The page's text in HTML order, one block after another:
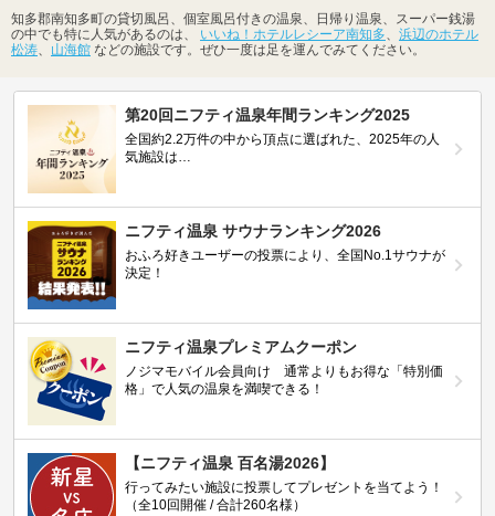
知多郡南知多町の貸切風呂、個室風呂付きの温泉、日帰り温泉、スーパー銭湯
の中でも特に人気があるのは、 いいね！ホテルレシーア南知多、 浜辺のホテル
松涛、 山海館 などの施設です。ぜひ一度は足を運んでみてください。
第20回ニフティ温泉年間ランキング2025
全国約2.2万件の中から頂点に選ばれた、2025年の人
気施設は…
ニフティ温泉 サウナランキング2026
おふろ好きユーザーの投票により、全国No.1サウナが
決定！
ニフティ温泉プレミアムクーポン
ノジマモバイル会員向け 通常よりもお得な「特別価
格」で人気の温泉を満喫できる！
【ニフティ温泉 百名湯2026】
行ってみたい施設に投票してプレゼントを当てよう！
（全10回開催 / 合計260名様）